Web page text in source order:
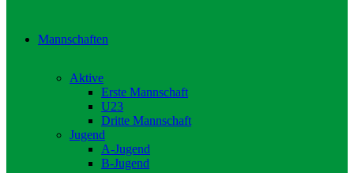
Mannschaften
Aktive
Erste Mannschaft
U23
Dritte Mannschaft
Jugend
A-Jugend
B-Jugend